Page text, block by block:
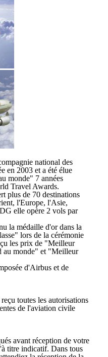
national des
en 2003 et a été élue
monde" 7 années
Travel Awards.
plus de 70 destinations
l'Europe, l'Asie,
elle opère 2 vols par
la médaille d'or dans la
lors de la cérémonie
les prix de "Meilleur
au monde" et "Meilleur
d'Airbus et de
toutes les autorisations
de l'aviation civile
avant réception de votre
titre indicatif. Dans tous